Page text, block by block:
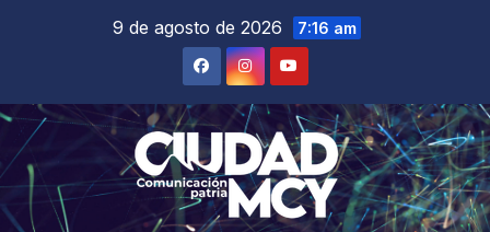
9 de agosto de 2026 7:16 am